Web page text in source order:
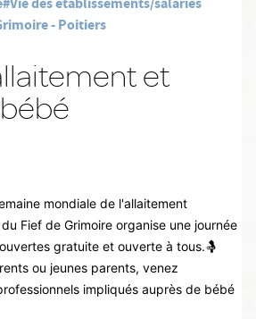
- Poitiers
et
mondiale de l'allaitement
Fief de Grimoire organise une journée
gratuite et ouverte à tous.🤱
ou jeunes parents, venez
impliqués auprès de bébé